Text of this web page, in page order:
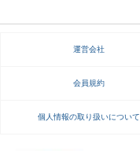
運営会社
会員規約
個人情報の取り扱いについて